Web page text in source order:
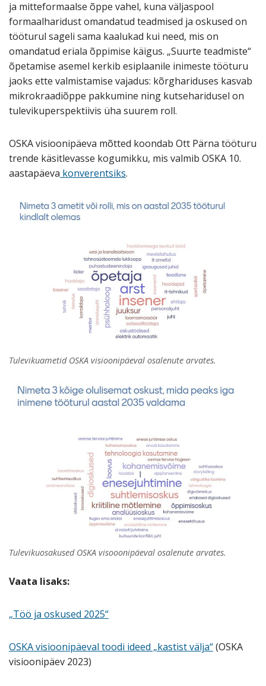
ja mitteformaalse õppe vahel, kuna väljaspool
formaalharidust omandatud teadmised ja oskused on
tööturul sageli sama kaalukad kui need, mis on
omandatud eriala õppimise käigus. „Suurte teadmiste“
õpetamise asemel kerkib esiplaanile inimeste tööturu
jaoks ette valmistamise vajadus: kõrghariduses kasvab
mikrokraadiõppe pakkumine ning kutseharidusel on
tulevikuperspektiivis üha suurem roll.
OSKA visioonipäeva mõtted koondab Ott Pärna tööturu
trende käsitlevasse kogumikku, mis valmib OSKA 10.
aastapäeva konverentsiks.
Tulevikuametid OSKA visioonipäeval osalenute arvates.
Tulevikuosakused OSKA visooonipäeval osalenute arvates.
Vaata lisaks:
„Töö ja oskused 2025“
OSKA visioonipäeval toodi ideed „kastist välja“(OSKA
visioonipäev 2023)